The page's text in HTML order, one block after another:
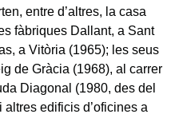
entre d’altres, la casa
fàbriques Dallant, a Sant
a Vitòria (1965); les seus
de Gràcia (1968), al carrer
Diagonal (1980, des del
edificis d’oficines a